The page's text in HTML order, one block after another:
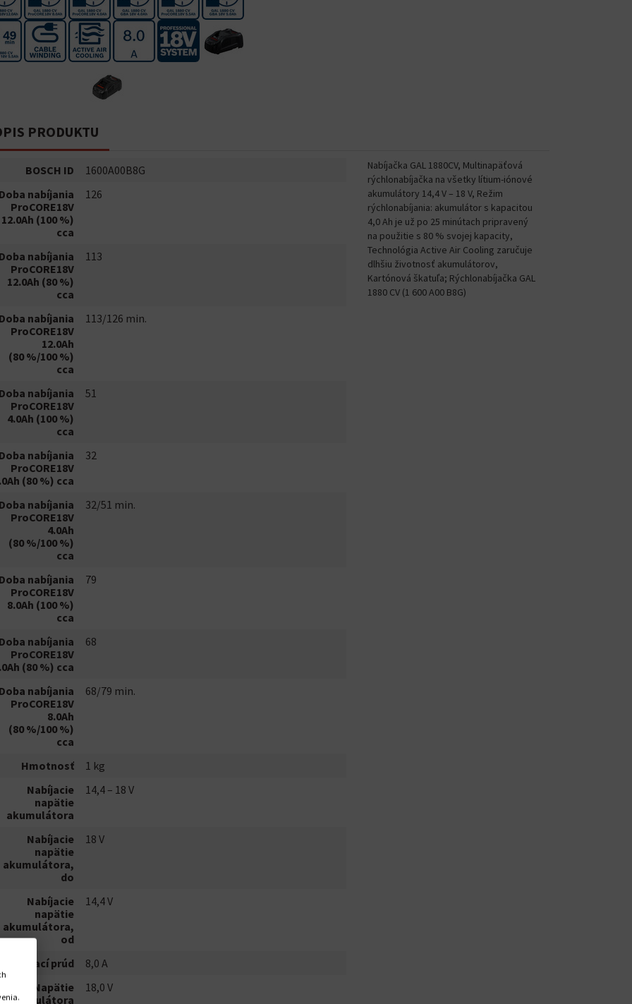
PRODUKTU
Nabíjačka GAL 1880CV, Multinapäťová
rýchlonabíjačka na všetky lítium-iónové
akumulátory 14,4 V – 18 V, Režim
rýchlonabíjania: akumulátor s kapacitou
4,0 Ah je už po 25 minútach pripravený
na použitie s 80 % svojej kapacity,
Technológia Active Air Cooling zaručuje
dlhšiu životnosť akumulátorov,
Kartónová škatuľa; Rýchlonabíjačka GAL
1880 CV (1 600 A00 B8G)
BOSCH ID
1600A00B8G
nabíjania
ProCORE18V
12.0Ah (100 %)
cca
126
nabíjania
ProCORE18V
12.0Ah (80 %)
cca
113
nabíjania
ProCORE18V
12.0Ah
(80 %/100 %)
cca
113/126 min.
nabíjania
ProCORE18V
4.0Ah (100 %)
cca
51
nabíjania
ProCORE18V
(80 %) cca
32
nabíjania
ProCORE18V
4.0Ah
(80 %/100 %)
cca
32/51 min.
nabíjania
ProCORE18V
8.0Ah (100 %)
cca
79
nabíjania
ProCORE18V
(80 %) cca
68
nabíjania
ProCORE18V
8.0Ah
(80 %/100 %)
cca
68/79 min.
Hmotnosť
1 kg
Nabíjacie
napätie
akumulátora
14,4 – 18 V
Nabíjacie
napätie
akumulátora,
do
18 V
Nabíjacie
napätie
akumulátora,
od
14,4 V
Nabíjací prúd
8,0 A
Napätie
akumulátora
18,0 V